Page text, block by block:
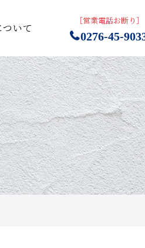
いて
［営業電話お断り］
0276-45-